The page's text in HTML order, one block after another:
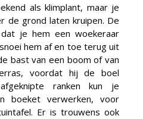
als klimplant, maar je
de grond laten kruipen. De
je hem een woekeraar
hem af en toe terug uit
bast van een boom of van
voordat hij de boel
ranken kun je
boeket verwerken, voor
Er is trouwens ook